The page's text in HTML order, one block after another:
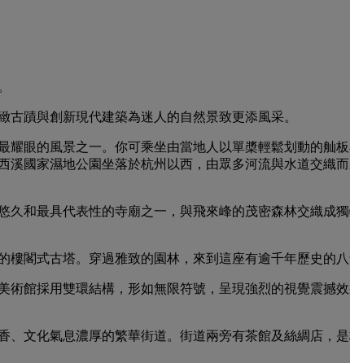
蹟與創新現代建築為迷人的自然景致更添風采。
眼的風景之一。你可乘坐由當地人以單槳輕鬆划動的舢
國家濕地公園坐落於杭州以西，由眾多河流與水道交織
和最具代表性的寺廟之一，與飛來峰的茂密森林交織成
閣式古塔。穿過雅致的園林，來到這座有逾千年歷史的
館採用雙環結構，形如無限符號，呈現強烈的視覺震撼
文化氣息濃厚的繁華街道。街道兩旁有茶館及絲綢店，